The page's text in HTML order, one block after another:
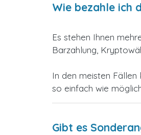
Wie bezahle ich
Es stehen Ihnen
Barzahlung,
In den meisten
so einfach wie
Gibt es